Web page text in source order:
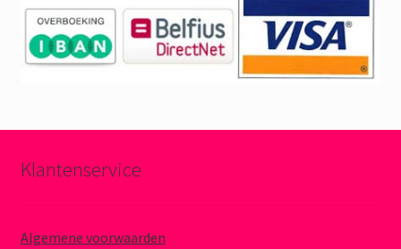
Klantenservice
Algemene voorwaarden